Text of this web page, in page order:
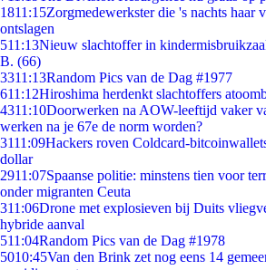
1811:15Zorgmedewerkster die 's nachts haar
ontslagen
511:13Nieuw slachtoffer in
B. (66)
3311:13Random Pics van de Dag #1977
611:12Hiroshima herdenkt slachtoffers
4311:10Doorwerken na AOW-leeftijd vaker
werken na je 67e de norm worden?
3111:09Hackers roven Coldcard-
dollar
2911:07Spaanse politie: minstens tien voor
onder migranten Ceuta
311:06Drone met explosieven bij Duits
hybride aanval
511:04Random Pics van de Dag #1978
5010:45Van den Brink zet nog eens 14